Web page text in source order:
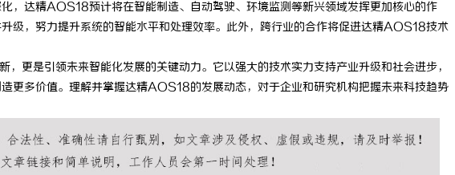
，达精AOS18预计将在智能制造、自动驾驶、环境监测等新兴领域发挥更加核心的作
级，努力提升系统的智能水平和处理效率。此外，跨行业的合作将促进达精AOS18技术
更是引领未来智能化发展的关键动力。它以强大的技术实力支持产业升级和社会进步，
更多价值。理解并掌握达精AOS18的发展动态，对于企业和研究机构把握未来科技趋势
技术密集型企业的人才暗战：北京商业秘密律
师如何守住“人带技术走”的底线
武汉配眼镜 上海配眼镜